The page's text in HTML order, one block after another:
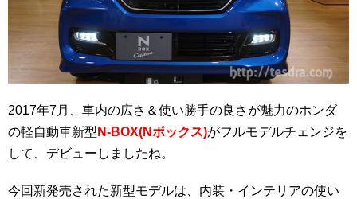
2017年7月、車内の広さ＆使い勝手の良さが魅力のホンダ
の軽自動車新型 N-BOX(Nボックス)がフルモデルチェンジを
して、デビューしましたね。
今回新発売された新型モデルは、内装・インテリアの使い